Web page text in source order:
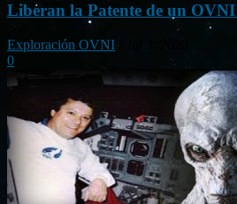
Liberan la Patente de un
Exploración OVNI
0